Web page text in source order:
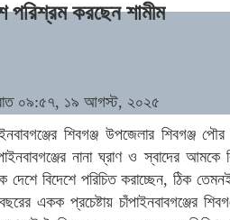
পরিশ্রম করছেন শামীম
রাত ০৯:৫৭, ১৯ আগস্ট, ২০২৫
শিবগঞ্জ উপজেলার শিবগঞ্জ পৌর
নানা ঘ্রাণ ও স্বাদের আমকে
বিদেশে পরিচিত করাচ্ছেন, ঠিক
প্রচেষ্টায় চাঁপাইনবাবগঞ্জের